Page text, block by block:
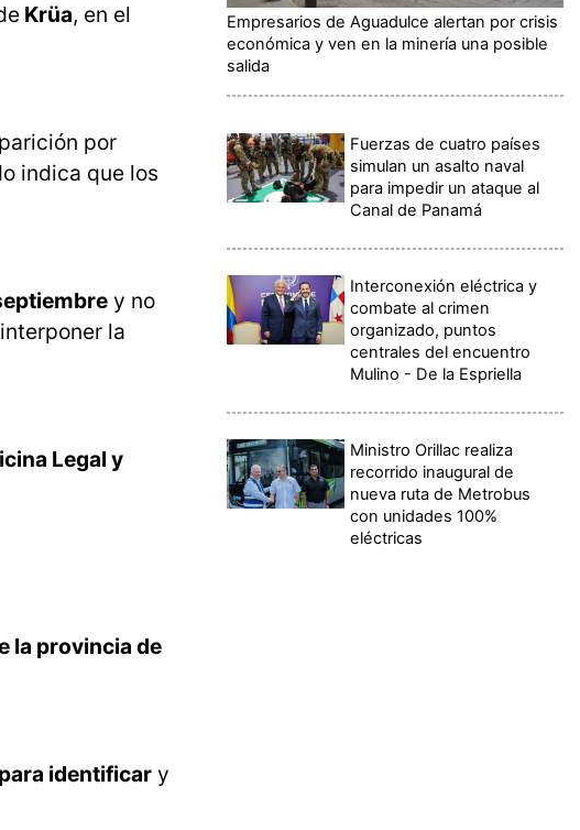
Krüa, en el
por
indica que los
y no
la
Legal y
la provincia de
identificar y
Empresarios de Aguadulce alertan por crisis
económica y ven en la minería una posible
salida
Fuerzas de cuatro países
simulan un asalto naval
para impedir un ataque al
Canal de Panamá
Interconexión eléctrica y
combate al crimen
organizado, puntos
centrales del encuentro
Mulino - De la Espriella
Ministro Orillac realiza
recorrido inaugural de
nueva ruta de Metrobus
con unidades 100%
eléctricas